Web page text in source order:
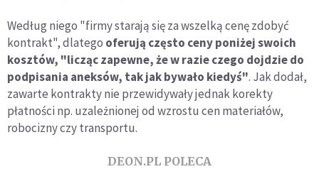
Według niego "firmy starają się za wszelką cenę zdobyć
kontrakt", dlatego oferują często ceny poniżej swoich
kosztów, "licząc zapewne, że w razie czego dojdzie do
podpisania aneksów, tak jak bywało kiedyś". Jak dodał,
zawarte kontrakty nie przewidywały jednak korekty
płatności np. uzależnionej od wzrostu cen materiałów,
robocizny czy transportu.
DEON.PL POLECA